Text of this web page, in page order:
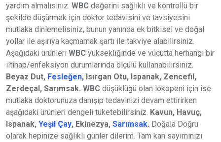
yardım almalısınız. WBC değerini sağlıklı ve kontrollü bir
şekilde düşürmek için doktor tedavisini ve tavsiyesini
mutlaka dinlemelisiniz, bunun yanında ek bitkisel ve doğal
yollar ile aşırıya kaçmamak şartı ile takviye alabilirsiniz.
Aşağıdaki ürünleri WBC yüksekliğinde ve vücutta herhangi bir
iltihap/enfeksiyon durumlarında ölçülü kullanabilirsiniz.
Beyaz Dut, Fesleğen, Isırgan Otu, Ispanak, Zencefil,
Zerdeçal, Sarımsak. WBC düşüklüğü olan lökopeni için ise
mutlaka doktorunuza danışıp tedavinizi devam ettirirken
aşağıdaki ürünleri dengeli tüketebilirsiniz. Kavun, Havuç,
Ispanak, Yeşil Çay, Ekinezya, Sarımsak. Doğala Doğru
olarak hepinize sağlıklı günler dilerim. Tam kan sayımınızı